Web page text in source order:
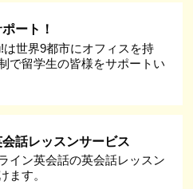
ート！
は世界9都市にオフィスを持
で留学生の皆様をサポートい
話レッスンサービス
イン英会話の英会話レッスン
ます。